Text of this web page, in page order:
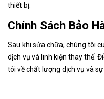
thiết bị.
Chính Sách Bảo
Sau khi sửa chữa, chúng tôi
dịch vụ và linh kiện thay thế.
tôi về chất lượng dịch vụ và